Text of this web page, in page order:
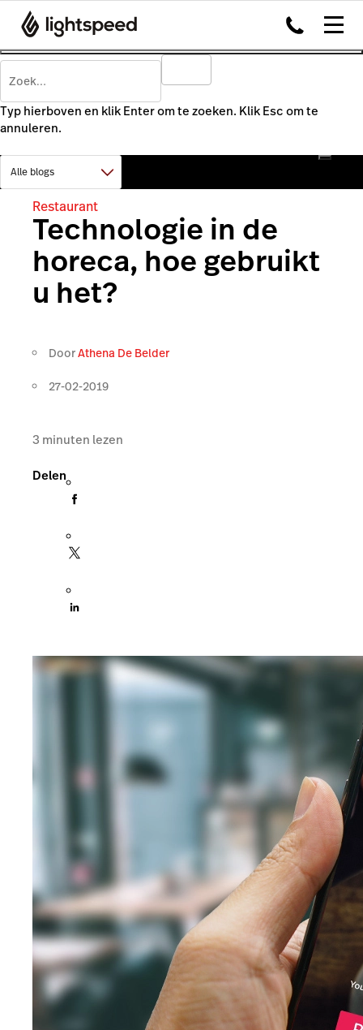
Typ hierboven en klik Enter om te zoeken. Klik Esc om te
annuleren.
Restaurant
Technologie in de
horeca, hoe gebruikt
u het?
DoorAthena De Belder
27-02-2019
3 minuten lezen
Delen